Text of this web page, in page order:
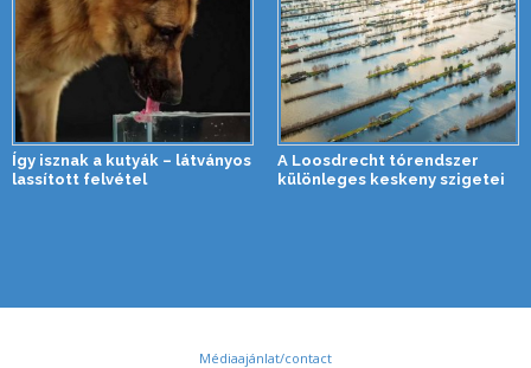
Így isznak a kutyák – látványos
lassított felvétel
A Loosdrecht tórendszer
különleges keskeny szigetei
Médiaajánlat/contact